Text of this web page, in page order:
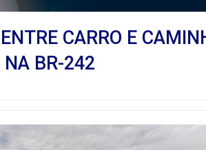
CARRO E
BR-242